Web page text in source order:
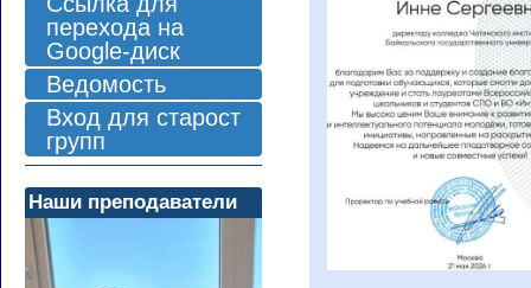
перехода на
Google-диск
Ведомость
Вход для старост
групп
Наши преподаватели